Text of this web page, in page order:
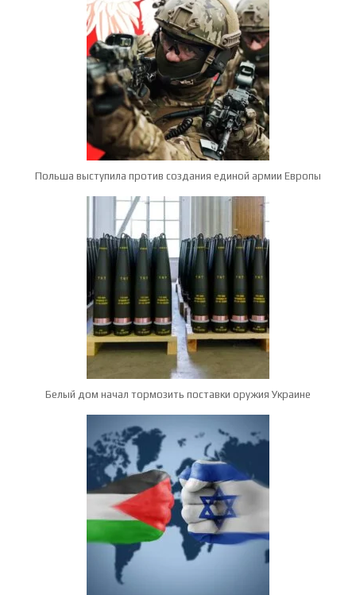
Польша выступила против создания единой армии Европы
Белый дом начал тормозить поставки оружия Украине